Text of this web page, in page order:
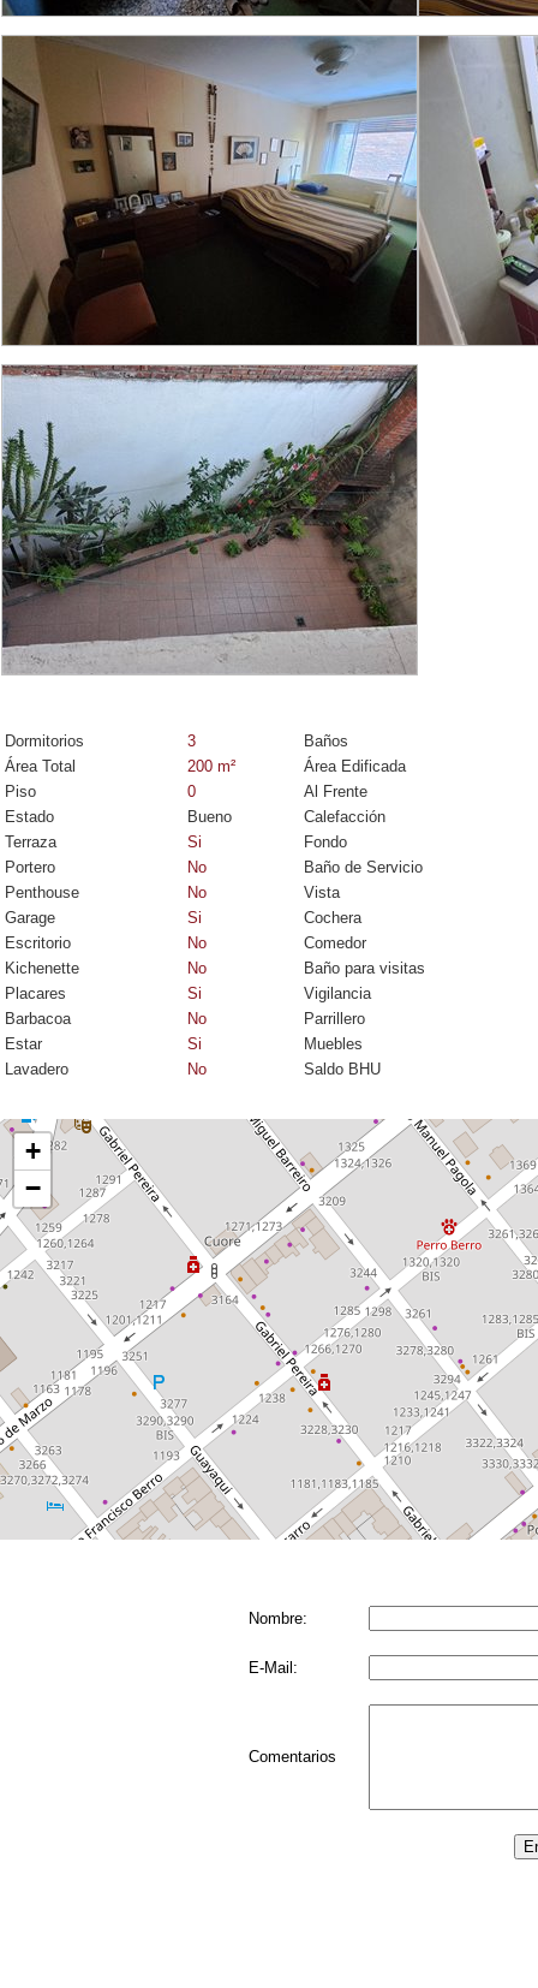
Dormitorios 3
Baños
Área Total
200 m²
Área Edificada
Piso
0
Al Frente
Estado
Bueno
Calefacción
Terraza
Si
Fondo
Portero
No
Baño de Servicio
Penthouse
No
Vista
Garage
Si
Cochera
Escritorio
No
Comedor
Kichenette
No
Baño para visitas
Placares
Si
Vigilancia
Barbacoa
No
Parrillero
Estar
Si
Muebles
Lavadero
No Saldo BHU
+
−
Nombre:
E-Mail:
Comentarios